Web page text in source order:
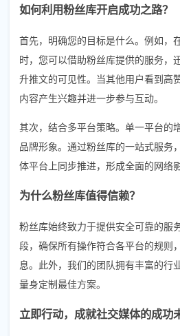
如何利用粉丝库开启成功之路？
首先，明确您的目标是什么。例如，
时，您可以借助粉丝库提供的服务，
升推文的可见性。当其他用户看到高
内容产生兴趣并进一步参与互动。
其次，结合多平台策略。单一平台的
品牌形象。通过粉丝库的一站式服务
体平台上同步推进，形成全面的网络
为什么粉丝库值得信赖？
粉丝库始终致力于提供安全可靠的服
段，确保所有操作符合各平台的规则
息。此外，我们的团队拥有丰富的行
量身定制最佳方案。
立即行动，成就社交媒体的成功